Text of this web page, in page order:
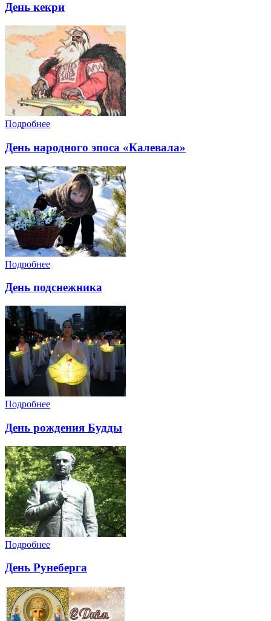
День кекри
Подробнее
День народного эпоса «Калевала»
Подробнее
День подснежника
Подробнее
День рождения Будды
Подробнее
День Рунеберга